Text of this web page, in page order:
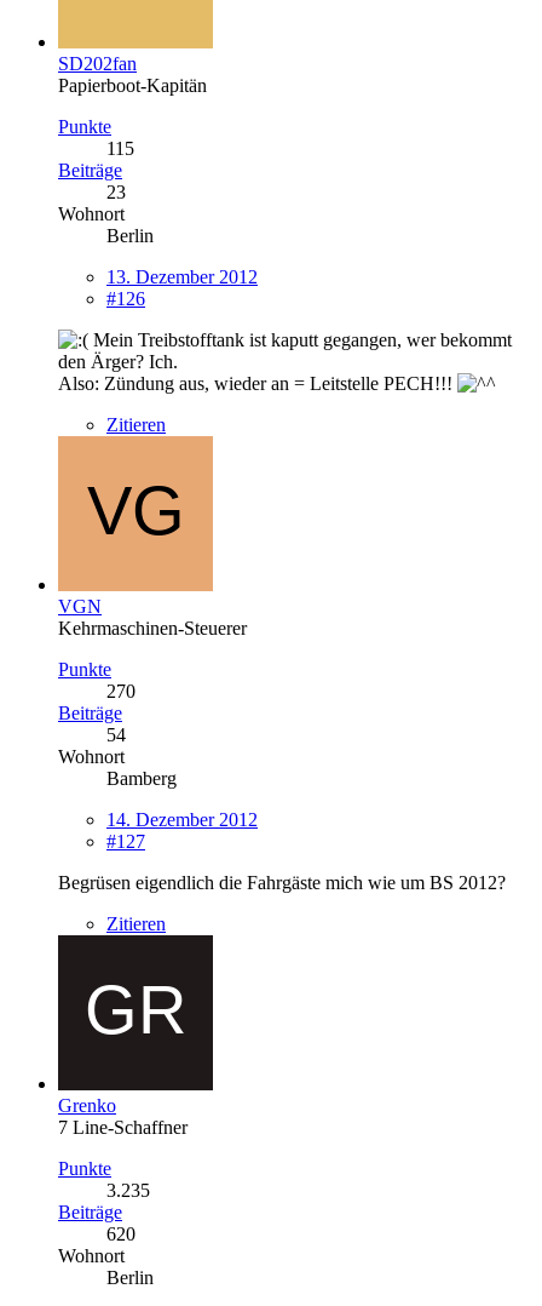
SD202fan
Papierboot-Kapitän
Punkte
115
Beiträge
23
Wohnort
Berlin
13. Dezember 2012
#126
Mein Treibstofftank ist kaputt gegangen, wer bekommt
den Ärger? Ich.
Also: Zündung aus, wieder an = Leitstelle PECH!!!
Zitieren
VGN
Kehrmaschinen-Steuerer
Punkte
270
Beiträge
54
Wohnort
Bamberg
14. Dezember 2012
#127
Begrüsen eigendlich die Fahrgäste mich wie um BS 2012?
Zitieren
Grenko
7 Line-Schaffner
Punkte
3.235
Beiträge
620
Wohnort
Berlin